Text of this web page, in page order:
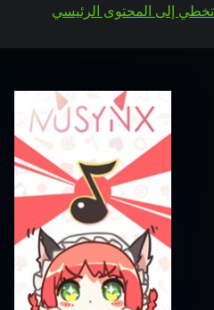
تخطي إلى المحتوى الرئيسي